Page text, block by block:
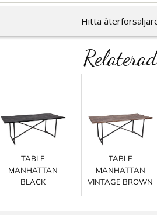
Hitta
TABLE
MANHATTAN
BLACK
TABLE
MANHATTAN
VINTAGE BROWN